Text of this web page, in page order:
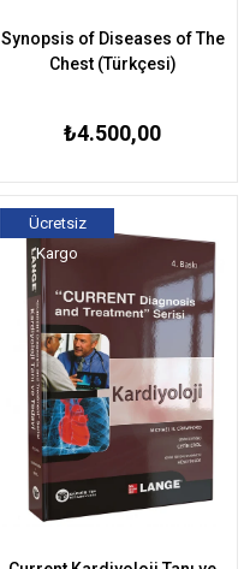
Synopsis of Diseases of The
Chest (Türkçesi)
₺4.500,00
Ücretsiz
Kargo